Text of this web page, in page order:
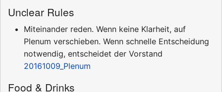
Unclear Rules
Miteinander reden. Wenn keine Klarheit, auf
Plenum verschieben. Wenn schnelle Entscheidung
notwendig, entscheidet der Vorstand
20161009_Plenum
Food & Drinks